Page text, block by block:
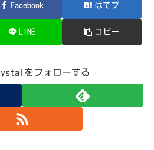
Facebook はてブ
LINE コピー
をフォローする